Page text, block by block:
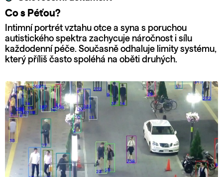
Co s Péťou?
Intimní portrét vztahu otce a syna s poruchou
autistického spektra zachycuje náročnost i sílu
každodenní péče. Současně odhaluje limity systému,
který příliš často spoléhá na oběti druhých.